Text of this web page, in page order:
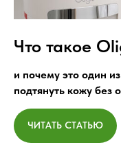
Что такое
и почему это один
подтянуть кожу без
ЧИТАТЬ СТАТЬЮ